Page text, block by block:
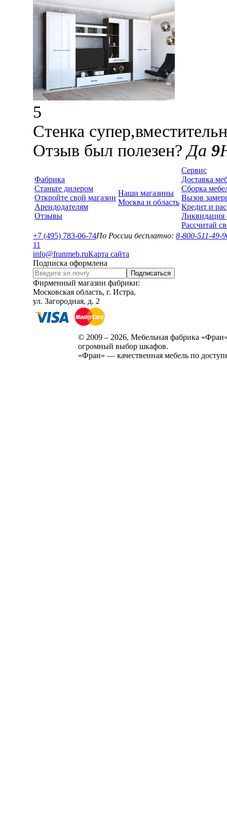
5
Стенка
Отзыв был полезен?Да 9
Фабрика
Станьте дилером
Откройте свой магазин
Арендодателям
Отзывы
Наши магазины
Москва и область
Сервис
Доставка
Сборка
Вызов
Кредит и
Ликвидация
Рассчитай
+7 (495) 783-06-74По России бесплатно: 8-800-511-49-
11
info@franmeb.ruКарта сайта
Подписка оформлена
Подписаться
Фирменный магазин фабрики:
Московская область, г. Истра,
ул. Загородная, д. 2
© 2009 – 2026, Мебельная фабрика
огромный выбор шкафов.
«Фран» — качественная мебель по